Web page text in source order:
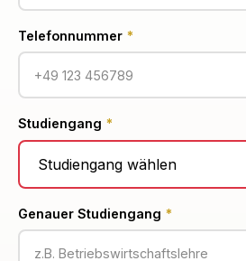
Telefonnummer *
Studiengang *
Genauer Studiengang *